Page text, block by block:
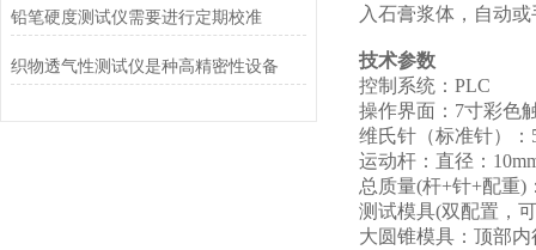
铅笔硬度测试仪需要进行定期校准
织物透气性测试仪是种高精密性设备
入石膏浆体，自动
技术参数
控制系统：PLC
操作界面：7寸彩色
维氏针（标准针）：
运动杆：直径：
总质量(杆+针+配重)
测试模具(双配置，
大圆锥模具：顶部内